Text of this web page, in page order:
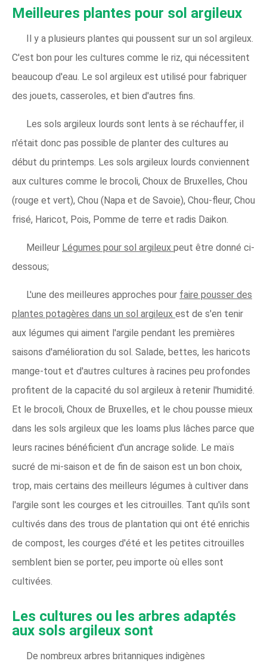
Meilleures plantes pour sol argileux
Il y a plusieurs plantes qui poussent sur un sol argileux.
C'est bon pour les cultures comme le riz, qui nécessitent
beaucoup d'eau. Le sol argileux est utilisé pour fabriquer
des jouets, casseroles, et bien d'autres fins.
Les sols argileux lourds sont lents à se réchauffer, il
n'était donc pas possible de planter des cultures au
début du printemps. Les sols argileux lourds conviennent
aux cultures comme le brocoli, Choux de Bruxelles, Chou
(rouge et vert), Chou (Napa et de Savoie), Chou-fleur, Chou
frisé, Haricot, Pois, Pomme de terre et radis Daikon.
Meilleur Légumes pour sol argileux peut être donné ci-
dessous;
L'une des meilleures approches pour faire pousser des
plantes potagères dans un sol argileux est de s'en tenir
aux légumes qui aiment l'argile pendant les premières
saisons d'amélioration du sol. Salade, bettes, les haricots
mange-tout et d'autres cultures à racines peu profondes
profitent de la capacité du sol argileux à retenir l'humidité.
Et le brocoli, Choux de Bruxelles, et le chou pousse mieux
dans les sols argileux que les loams plus lâches parce que
leurs racines bénéficient d'un ancrage solide. Le maïs
sucré de mi-saison et de fin de saison est un bon choix,
trop, mais certains des meilleurs légumes à cultiver dans
l'argile sont les courges et les citrouilles. Tant qu'ils sont
cultivés dans des trous de plantation qui ont été enrichis
de compost, les courges d'été et les petites citrouilles
semblent bien se porter, peu importe où elles sont
cultivées.
Les cultures ou les arbres adaptés
aux sols argileux sont
De nombreux arbres britanniques indigènes